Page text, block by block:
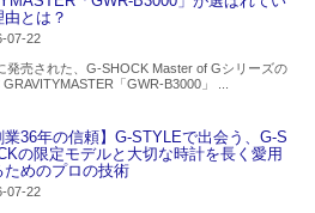
由とは？
07-22
発売された、G-SHOCK Master of Gシリーズの
GRAVITYMASTER「GWR-B3000」 ...
業36年の信頼】G-STYLEで出会う、G-S
の限定モデルと大切な時計を長く愛用
ためのプロの技術
07-22